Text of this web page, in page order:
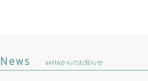
sottoからのお知らせ